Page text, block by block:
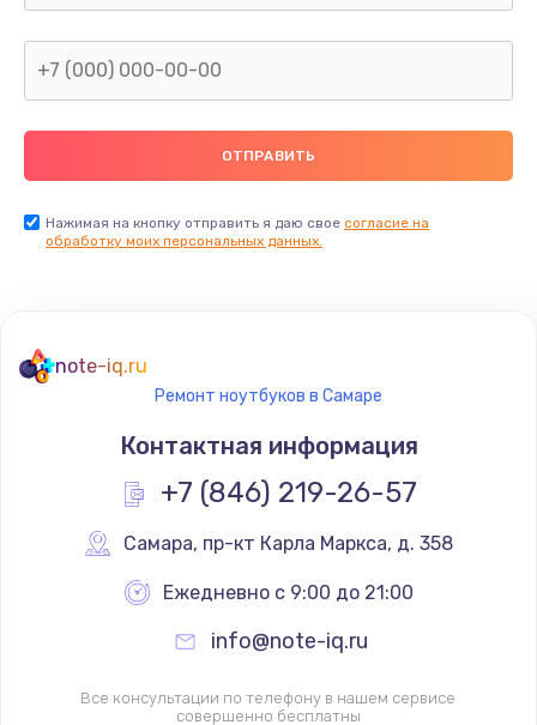
Нажимая на кнопку отправить я даю свое согласие на
обработку моих персональных данных.
note-iq.ru
Ремонт ноутбуков в Самаре
Контактная информация
+7 (846) 219-26-57
Самара, пр-кт Карла Маркса, д. 358
Ежедневно с 9:00 до 21:00
info@note-iq.ru
Все консультации по телефону в нашем сервисе
совершенно бесплатны